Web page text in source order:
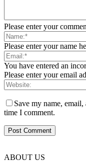
Please enter your
Please enter your name
You have entered an
Please enter your email
Save my name,
time I comment.
ABOUT US